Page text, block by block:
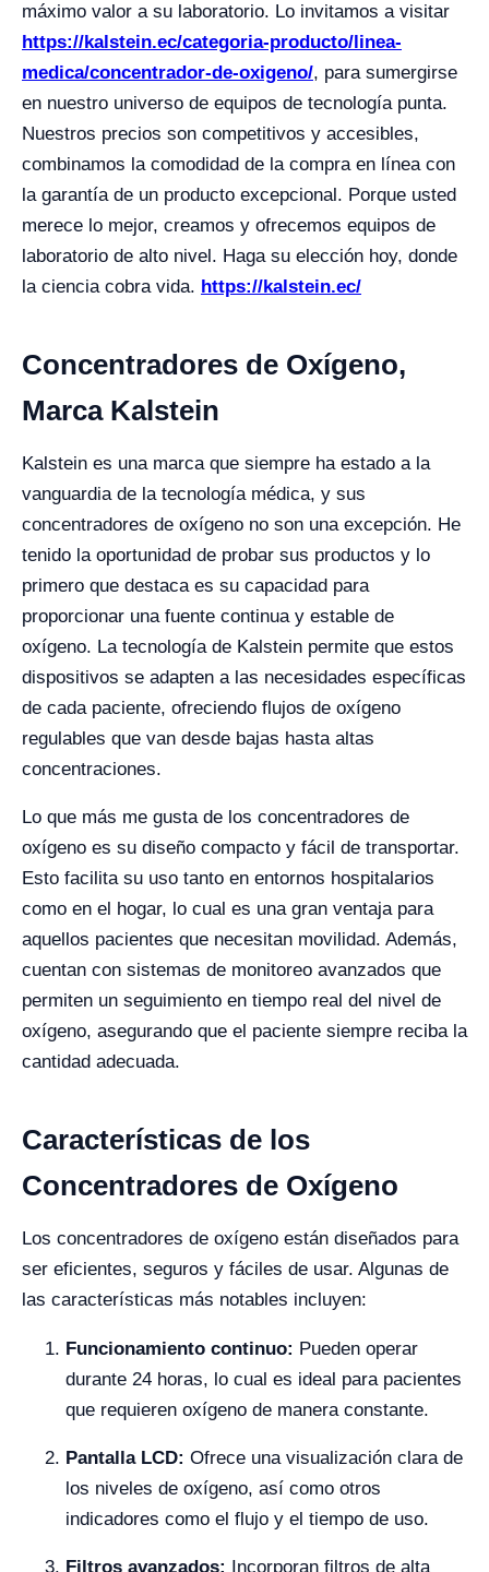
máximo valor a su laboratorio. Lo invitamos a visitar
https://kalstein.ec/categoria-producto/linea-
medica/concentrador-de-oxigeno/, para sumergirse
en nuestro universo de equipos de tecnología punta.
Nuestros precios son competitivos y accesibles,
combinamos la comodidad de la compra en línea con
la garantía de un producto excepcional. Porque usted
merece lo mejor, creamos y ofrecemos equipos de
laboratorio de alto nivel. Haga su elección hoy, donde
la ciencia cobra vida. https://kalstein.ec/
Concentradores de Oxígeno,
Marca Kalstein
Kalstein es una marca que siempre ha estado a la
vanguardia de la tecnología médica, y sus
concentradores de oxígeno no son una excepción. He
tenido la oportunidad de probar sus productos y lo
primero que destaca es su capacidad para
proporcionar una fuente continua y estable de
oxígeno. La tecnología de Kalstein permite que estos
dispositivos se adapten a las necesidades específicas
de cada paciente, ofreciendo flujos de oxígeno
regulables que van desde bajas hasta altas
concentraciones.
Lo que más me gusta de los concentradores de
oxígeno es su diseño compacto y fácil de transportar.
Esto facilita su uso tanto en entornos hospitalarios
como en el hogar, lo cual es una gran ventaja para
aquellos pacientes que necesitan movilidad. Además,
cuentan con sistemas de monitoreo avanzados que
permiten un seguimiento en tiempo real del nivel de
oxígeno, asegurando que el paciente siempre reciba la
cantidad adecuada.
Características de los
Concentradores de Oxígeno
Los concentradores de oxígeno están diseñados para
ser eficientes, seguros y fáciles de usar. Algunas de
las características más notables incluyen:
Funcionamiento continuo: Pueden operar
durante 24 horas, lo cual es ideal para pacientes
que requieren oxígeno de manera constante.
Pantalla LCD: Ofrece una visualización clara de
los niveles de oxígeno, así como otros
indicadores como el flujo y el tiempo de uso.
Filtros avanzados: Incorporan filtros de alta